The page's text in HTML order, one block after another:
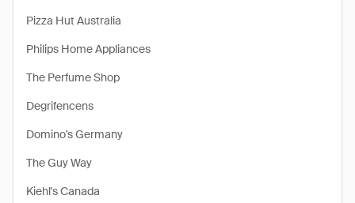
Pizza Hut Australia
Philips Home Appliances
The Perfume Shop
Degrifencens
Domino's Germany
The Guy Way
Kiehl's Canada